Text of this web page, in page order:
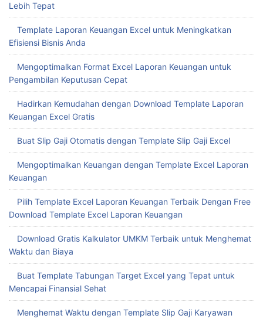
Lebih Tepat
Template Laporan Keuangan Excel untuk Meningkatkan
Efisiensi Bisnis Anda
Mengoptimalkan Format Excel Laporan Keuangan untuk
Pengambilan Keputusan Cepat
Hadirkan Kemudahan dengan Download Template Laporan
Keuangan Excel Gratis
Buat Slip Gaji Otomatis dengan Template Slip Gaji Excel
Mengoptimalkan Keuangan dengan Template Excel Laporan
Keuangan
Pilih Template Excel Laporan Keuangan Terbaik Dengan Free
Download Template Excel Laporan Keuangan
Download Gratis Kalkulator UMKM Terbaik untuk Menghemat
Waktu dan Biaya
Buat Template Tabungan Target Excel yang Tepat untuk
Mencapai Finansial Sehat
Menghemat Waktu dengan Template Slip Gaji Karyawan